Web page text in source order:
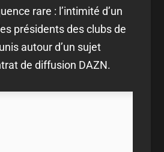
rare : l’intimité d’un
présidents des clubs de
autour d’un sujet
de diffusion DAZN.